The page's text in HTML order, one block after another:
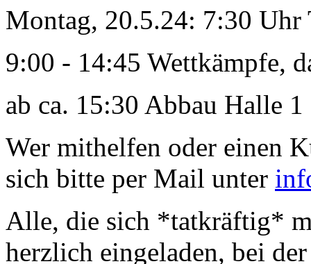
Montag, 20.5.24: 7:30
9:00 - 14:45 Wettkämpfe,
ab ca. 15:30 Abbau Halle 1
Wer mithelfen oder einen
sich bitte per Mail unter
Alle, die sich *tatkräftig*
herzlich eingeladen, bei